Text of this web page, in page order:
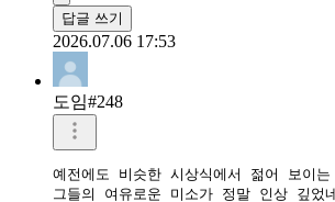
답글 쓰기
2026.07.06 17:53
도임#248
예전에도 비슷한 시상식에서 젊어 보이
그들의 여유로운 미소가 정말 인상 깊었